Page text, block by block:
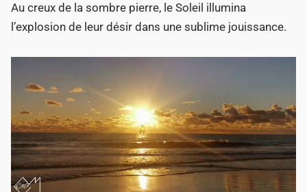
Au creux de la sombre pierre, le Soleil illumina
l’explosion de leur désir dans une sublime jouissance.